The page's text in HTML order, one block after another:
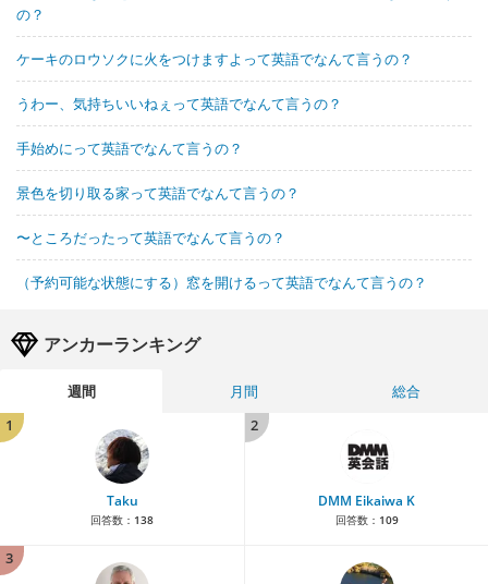
の？
ケーキのロウソクに火をつけますよって英語でなんて言うの？
うわー、気持ちいいねぇって英語でなんて言うの？
手始めにって英語でなんて言うの？
景色を切り取る家って英語でなんて言うの？
〜ところだったって英語でなんて言うの？
（予約可能な状態にする）窓を開けるって英語でなんて言うの？
アンカーランキング
週間 月間
総合
1
Taku
回答数： 138
2
DMM Eikaiwa K
回答数： 109
3